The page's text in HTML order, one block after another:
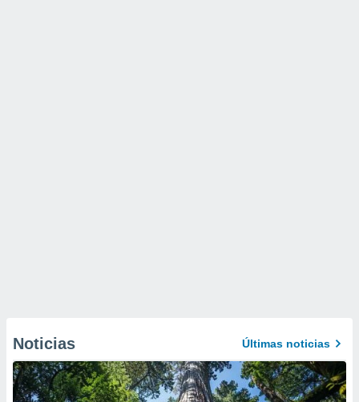
Noticias Últimas noticias